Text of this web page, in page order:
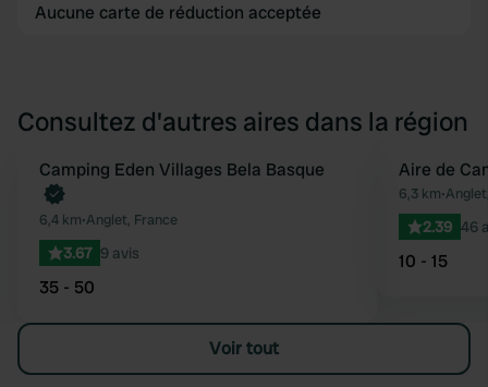
Aucune carte de réduction acceptée
Consultez d'autres aires dans la région
Préféré
Reserve maintenant
Camping Eden Villages Bela Basque
6,4 km•Anglet, France
3.67 9 avis
35 - 50
Aire de
6,3 km•
2.39 46
10 - 15
Voir tout